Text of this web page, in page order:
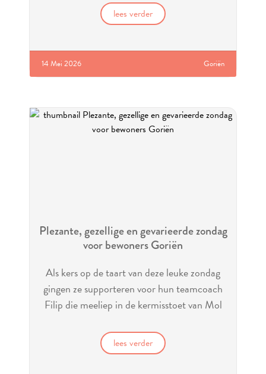
lees verder
14 Mei 2026 Goriën
Plezante, gezellige en gevarieerde zondag
voor bewoners Goriën
Als kers op de taart van deze leuke zondag
gingen ze supporteren voor hun teamcoach
Filip die meeliep in de kermisstoet van Mol
lees verder